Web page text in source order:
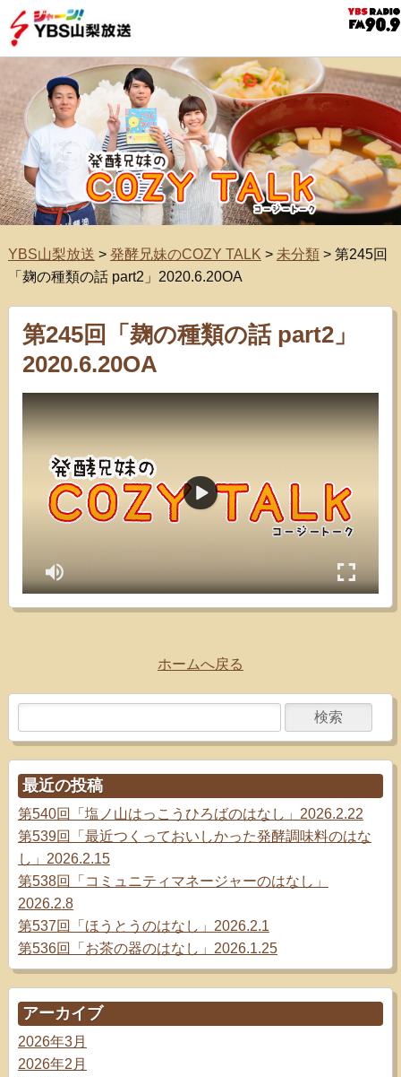
YBS山梨放送 > 発酵兄妹のCOZY TALK > 未分類> 第245回
「麹の種類の話 part2」2020.6.20OA
第245回「麹の種類の話 part2」
2020.6.20OA
ホームへ戻る
最近の投稿
第540回「塩ノ山はっこうひろばのはなし」2026.2.22
第539回「最近つくっておいしかった発酵調味料のはな
し」2026.2.15
第538回「コミュニティマネージャーのはなし」
2026.2.8
第537回「ほうとうのはなし」2026.2.1
第536回「お茶の器のはなし」2026.1.25
アーカイブ
2026年3月
2026年2月